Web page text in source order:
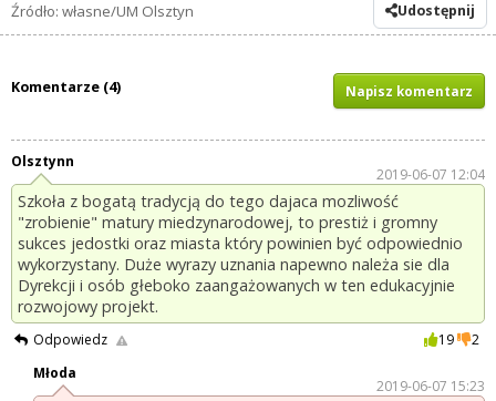
Źródło: własne/UM Olsztyn Udostępnij
Komentarze (4) Napisz komentarz
Olsztynn
2019-06-07 12:04
Szkoła z bogatą tradycją do tego dajaca mozliwość
"zrobienie" matury miedzynarodowej, to prestiż i gromny
sukces jedostki oraz miasta który powinien być odpowiednio
wykorzystany. Duże wyrazy uznania napewno należa sie dla
Dyrekcji i osób głeboko zaangażowanych w ten edukacyjnie
rozwojowy projekt.
Odpowiedz 19
2
Młoda
2019-06-07 15:23